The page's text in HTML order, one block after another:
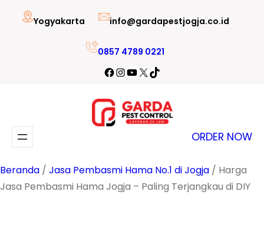
Lewati
Yogyakarta info@gardapestjogja.co.id
0857 4789 0221
Facebook
Instagram
YouTube
X TikTok
ORDER NOW
Beranda / Jasa Pembasmi Hama No.1 di Jogja / Harga
Jasa Pembasmi Hama Jogja – Paling Terjangkau di DIY